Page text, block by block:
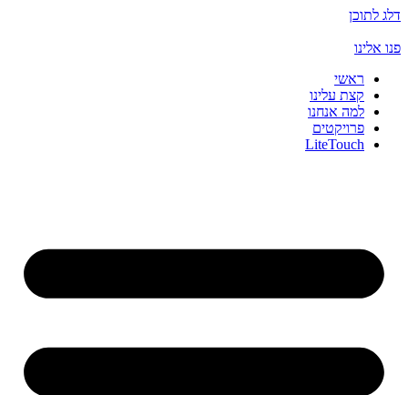
דלג לתוכן
פנו אלינו
ראשי
קצת עלינו
למה אנחנו
פרויקטים
LiteTouch